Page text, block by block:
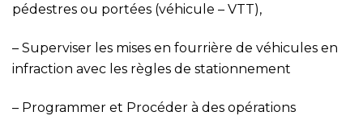
pédestres ou portées (véhicule – VTT),
– Superviser les mises en fourrière de véhicules en
infraction avec les règles de stationnement
– Programmer et Procéder à des opérations